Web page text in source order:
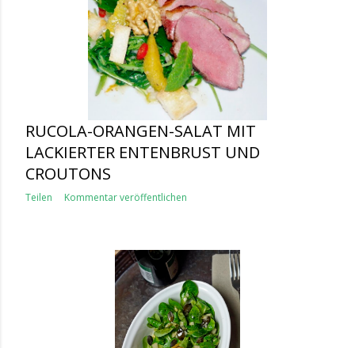
RUCOLA-ORANGEN-SALAT MIT
LACKIERTER ENTENBRUST UND
CROUTONS
Teilen Kommentar veröffentlichen